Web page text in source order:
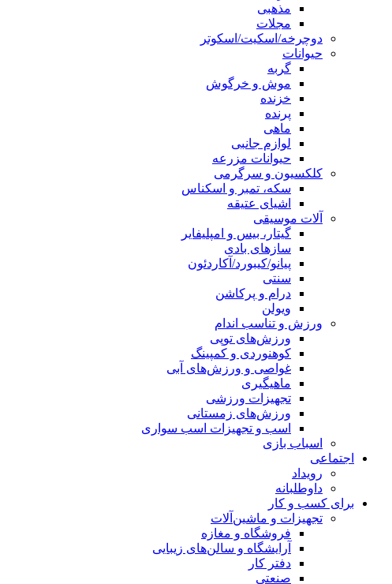
مذهبی
مجلات
دوچرخه/اسکیت/اسکوتر
حیوانات
گربه
موش و خرگوش
خزنده
پرنده
ماهی
لوازم جانبی
حیوانات مزرعه
کلکسیون و سرگرمی
سکه، تمبر و اسکناس
اشیای عتیقه
آلات موسیقی
گیتار، بیس و امپلیفایر
سازهای بادی
پیانو/کیبورد/آکاردئون
سنتی
درام و پرکاشن
ویولن
ورزش و تناسب اندام
ورزش‌های توپی
کوهنوردی و کمپینگ
غواصی و ورزش‌های آبی
ماهیگیری
تجهیزات ورزشی
ورزش‌های زمستانی
اسب و تجهیزات اسب سواری
اسباب‌ بازی
اجتماعی
رویداد
داوطلبانه
برای کسب و کار
تجهیزات و ماشین‌آلات
فروشگاه و مغازه
آرایشگاه و سالن‌های زیبایی
دفتر کار
صنعتی